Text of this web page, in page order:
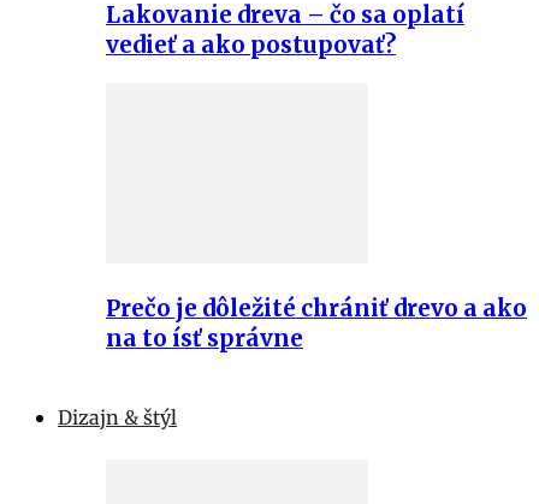
Lakovanie dreva – čo sa oplatí
vedieť a ako postupovať?
Prečo je dôležité chrániť drevo a ako
na to ísť správne
Dizajn & štýl